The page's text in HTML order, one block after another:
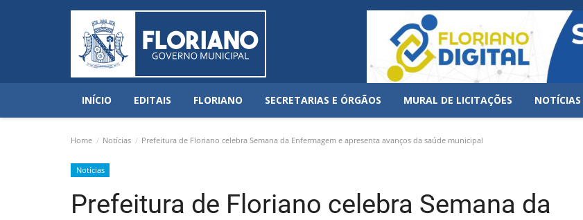
INÍCIO EDITAIS FLORIANO SECRETARIAS E ÓRGÃOS MURAL DE LICITAÇÕES NOTÍCIAS
Home Notícias Prefeitura de Floriano celebra Semana da Enfermagem e apresenta avanços da saúde municipal
Notícias
Prefeitura de Floriano celebra Semana da